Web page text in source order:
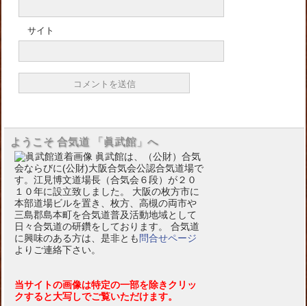
サイト
ようこそ 合気道 「眞武館」へ
眞武館は、（公財）合気
会ならびに(公財)大阪合気会公認合気道場で
す。江見博文道場長（合気会６段）が２０
１０年に設立致しました。 大阪の枚方市に
本部道場ビルを置き、枚方、高槻の両市や
三島郡島本町を合気道普及活動地域として
日々合気道の研鑽をしております。 合気道
に興味のある方は、是非とも 問合せページ
よりご連絡下さい。
当サイトの画像は特定の一部を除きクリッ
クすると大写しでご覧いただけます。